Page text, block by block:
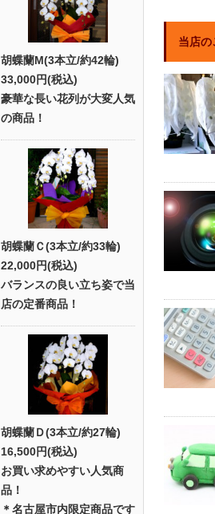
胡蝶蘭M(3本立/約42輪)
33,000円(税込)
豪華な長い花列が大変人気
の商品！
胡蝶蘭Ｃ(3本立/約33輪)
22,000円(税込)
バランスの良い立ち姿で当
店の定番商品！
胡蝶蘭Ｄ(3本立/約27輪)
16,500円(税込)
お買い求めやすい人気商
品！
＊名古屋市内限定商品です
当店の